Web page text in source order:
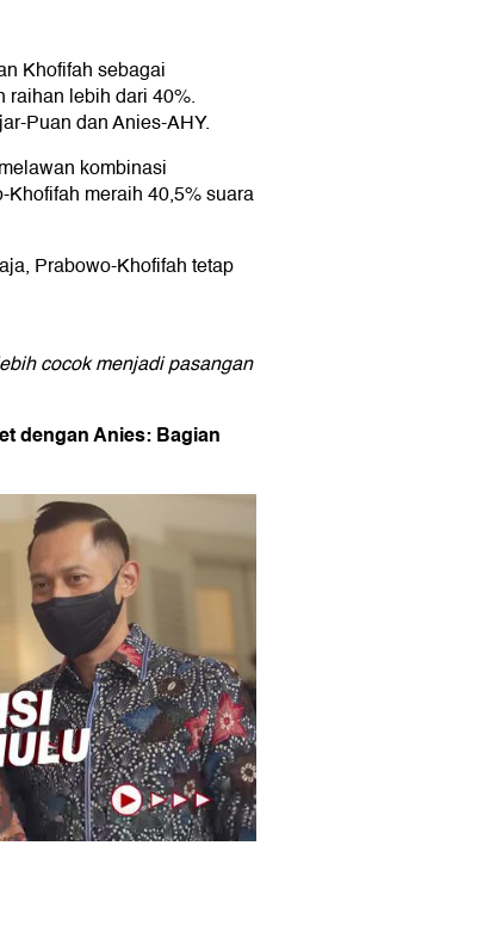
Khofifah sebagai
lebih dari 40%.
Puan dan Anies-AHY.
kombinasi
meraih 40,5% suara
Prabowo-Khofifah tetap
cocok menjadi pasangan
dengan Anies: Bagian